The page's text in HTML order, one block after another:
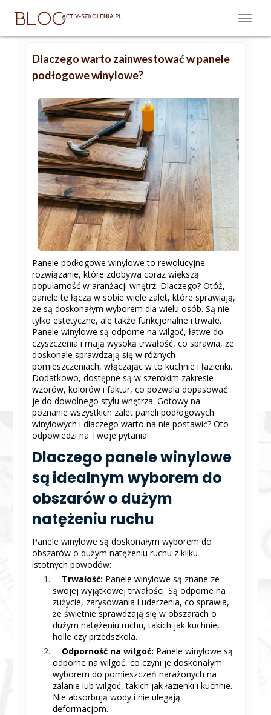
Dlaczego warto zainwestować w panele
podłogowe winylowe?
Panele podłogowe winylowe to rewolucyjne
rozwiązanie, które zdobywa coraz większą
popularność w aranżacji wnętrz. Dlaczego? Otóż,
panele te łączą w sobie wiele zalet, które sprawiają,
że są doskonałym wyborem dla wielu osób. Są nie
tylko estetyczne, ale także funkcjonalne i trwałe.
Panele winylowe są odporne na wilgoć, łatwe do
czyszczenia i mają wysoką trwałość, co sprawia, że
doskonale sprawdzają się w różnych
pomieszczeniach, włączając w to kuchnie i łazienki.
Dodatkowo, dostępne są w szerokim zakresie
wzorów, kolorów i faktur, co pozwala dopasować
je do dowolnego stylu wnętrza. Gotowy na
poznanie wszystkich zalet paneli podłogowych
winylowych i dlaczego warto na nie postawić? Oto
odpowiedzi na Twoje pytania!
Dlaczego panele winylowe
są idealnym wyborem do
obszarów o dużym
natężeniu ruchu
Panele winylowe są doskonałym wyborem do
obszarów o dużym natężeniu ruchu z kilku
istotnych powodów:
Trwałość: Panele winylowe są znane ze
swojej wyjątkowej trwałości. Są odporne na
zużycie, zarysowania i uderzenia, co sprawia,
że świetnie sprawdzają się w obszarach o
dużym natężeniu ruchu, takich jak kuchnie,
holle czy przedszkola.
Odporność na wilgoć: Panele winylowe są
odporne na wilgoć, co czyni je doskonałym
wyborem do pomieszczeń narażonych na
zalanie lub wilgoć, takich jak łazienki i kuchnie.
Nie absorbują wody i nie ulegają
deformacjom.